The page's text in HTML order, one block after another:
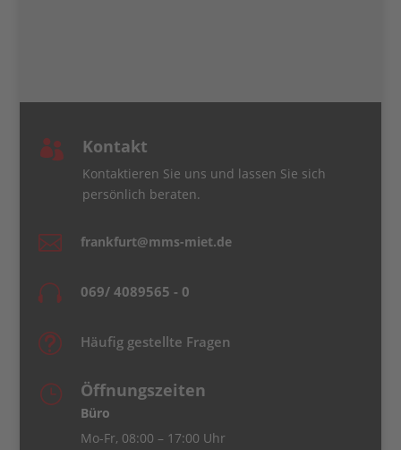
 Kontakt
Kontaktieren Sie uns und lassen Sie sich
persönlich beraten.
 frankfurt@mms-miet.de
 069/ 4089565 - 0
t Häufig gestellte Fragen
} Öffnungszeiten
Büro
Mo-Fr, 08:00 – 17:00 Uhr